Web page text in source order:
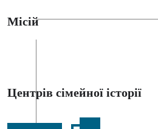
Місій
Центрів сімейної історії